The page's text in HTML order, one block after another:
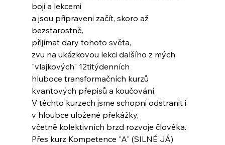
boji a lekcemi
a jsou připraveni začít, skoro až
bezstarostně,
přijímat dary tohoto světa,
zvu na ukázkovou lekci dalšího z mých
"vlajkových" 12titýdenních
hluboce transformačních kurzů
kvantových přepisů a koučování.
V těchto kurzech jsme schopni odstranit i
v hloubce uložené překážky,
včetně kolektivních brzd rozvoje člověka.
Přes kurz Kompetence "A" (SILNÉ JÁ)